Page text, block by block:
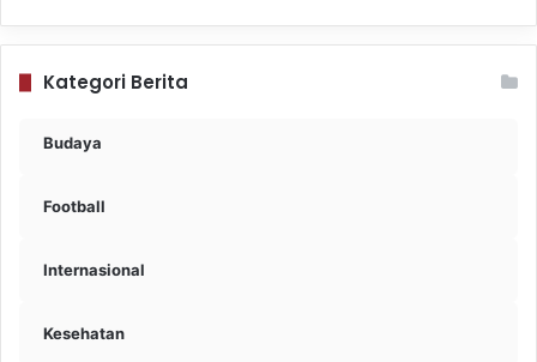
Kategori Berita
Budaya
Football
Internasional
Kesehatan